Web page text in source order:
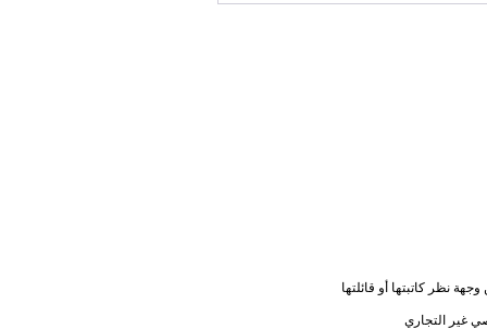
نظر كاتبتها أو قائلتها
غير التجاري